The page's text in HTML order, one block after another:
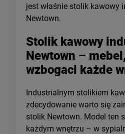
jest właśnie stolik kawowy
Newtown.
Stolik kawowy
Newtown –
wzbogaci każde
Industrialnym stolikiem
zdecydowanie warto się
stolik Newtown. Model ten
każdym wnętrzu – w